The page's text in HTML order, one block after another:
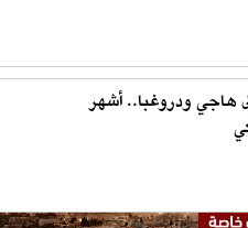
هاجي ودروغبا.. أشهر